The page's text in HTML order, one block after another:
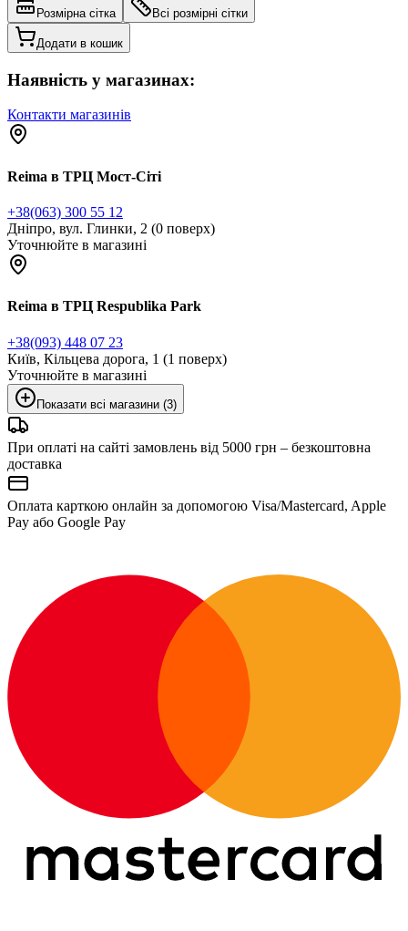
Розмірна сітка Всі розмірні сітки
Додати в кошик
Наявність у магазинах:
Контакти магазинів
Reima в ТРЦ Мост-Сіті
+38(063) 300 55 12
Дніпро, вул. Глинки, 2 (0 поверх)
Уточнюйте в магазині
Reima в ТРЦ Respublika Park
+38(093) 448 07 23
Київ, Кільцева дорога, 1 (1 поверх)
Уточнюйте в магазині
Показати всі магазини (3)
При оплаті на сайті замовлень від 5000 грн – безкоштовна
доставка
Оплата карткою онлайн за допомогою Visa/Mastercard, Apple
Pay або Google Pay